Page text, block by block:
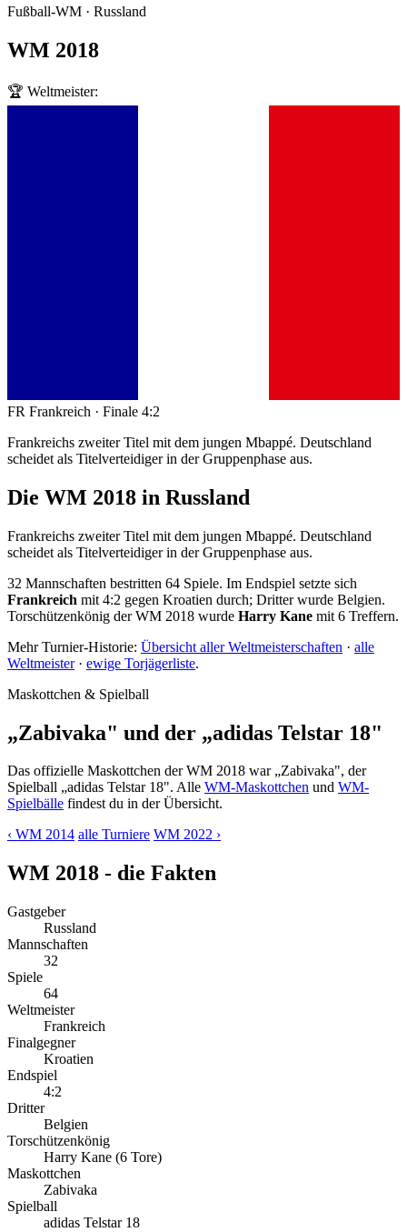
Fußball-WM · Russland
WM 2018
🏆 Weltmeister:
FR Frankreich · Finale 4:2
Frankreichs zweiter Titel mit dem jungen Mbappé. Deutschland
scheidet als Titelverteidiger in der Gruppenphase aus.
Die WM 2018 in Russland
Frankreichs zweiter Titel mit dem jungen Mbappé. Deutschland
scheidet als Titelverteidiger in der Gruppenphase aus.
32 Mannschaften bestritten 64 Spiele. Im Endspiel setzte sich
Frankreich mit 4:2 gegen Kroatien durch; Dritter wurde Belgien.
Torschützenkönig der WM 2018 wurde Harry Kane mit 6 Treffern.
Mehr Turnier-Historie: Übersicht aller Weltmeisterschaften · alle
Weltmeister· ewige Torjägerliste.
Maskottchen & Spielball
„Zabivaka" und der „adidas Telstar 18"
Das offizielle Maskottchen der WM 2018 war „Zabivaka", der
Spielball „adidas Telstar 18". Alle WM-Maskottchen und WM-
Spielbälle findest du in der Übersicht.
‹ WM 2014 alle Turniere WM 2022 ›
WM 2018 - die Fakten
Gastgeber
Russland
Mannschaften
32
Spiele
64
Weltmeister
Frankreich
Finalgegner
Kroatien
Endspiel
4:2
Dritter
Belgien
Torschützenkönig
Harry Kane (6 Tore)
Maskottchen
Zabivaka
Spielball
adidas Telstar 18